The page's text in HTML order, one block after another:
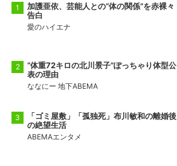
加護亜依、芸能人との“体の関係”を赤裸々
告白
愛のハイエナ
“体重72キロの北川景子”ぽっちゃり体型公
表の理由
ななにー 地下ABEMA
「ゴミ屋敷」「孤独死」布川敏和の離婚後
の絶望生活
ABEMAエンタメ